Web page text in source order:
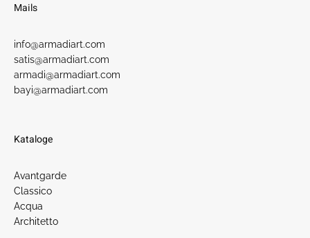
Mails
info@armadiart.com
satis@armadiart.com
armadi@armadiart.com
bayi@armadiart.com
Kataloge
Avantgarde
Classico
Acqua
Architetto